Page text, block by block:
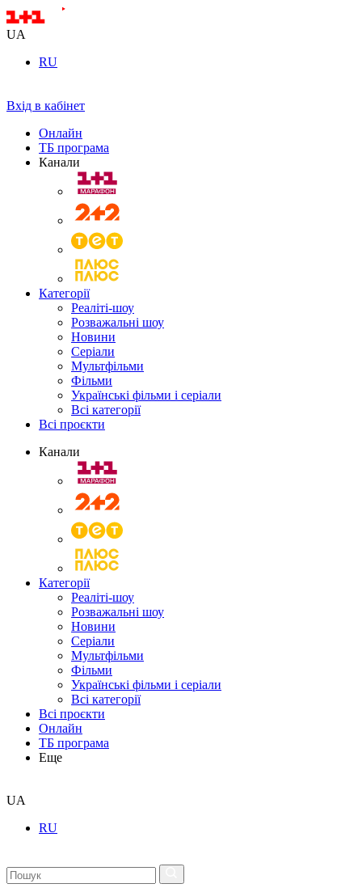
UA
RU
Вхід в кабінет
Онлайн
ТБ програма
Канали
Категорії
Реаліті-шоу
Розважальні шоу
Новини
Серіали
Мультфільми
Фільми
Українські фільми і серіали
Всі категорії
Всі проєкти
Канали
Категорії
Реаліті-шоу
Розважальні шоу
Новини
Серіали
Мультфільми
Фільми
Українські фільми і серіали
Всі категорії
Всі проєкти
Онлайн
ТБ програма
Еще
UA
RU